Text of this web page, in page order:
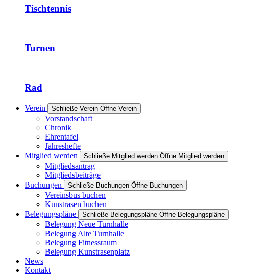
Tischtennis
Turnen
Rad
Verein Schließe Verein Öffne Verein
Vorstandschaft
Chronik
Ehrentafel
Jahreshefte
Mitglied werden
Schließe Mitglied werden Öffne Mitglied werden
Mitgliedsantrag
Mitgliedsbeiträge
Buchungen
Schließe Buchungen Öffne Buchungen
Vereinsbus buchen
Kunstrasen buchen
Belegungspläne
Schließe Belegungspläne Öffne Belegungspläne
Belegung Neue Turnhalle
Belegung Alte Turnhalle
Belegung Fitnessraum
Belegung Kunstrasenplatz
News
Kontakt